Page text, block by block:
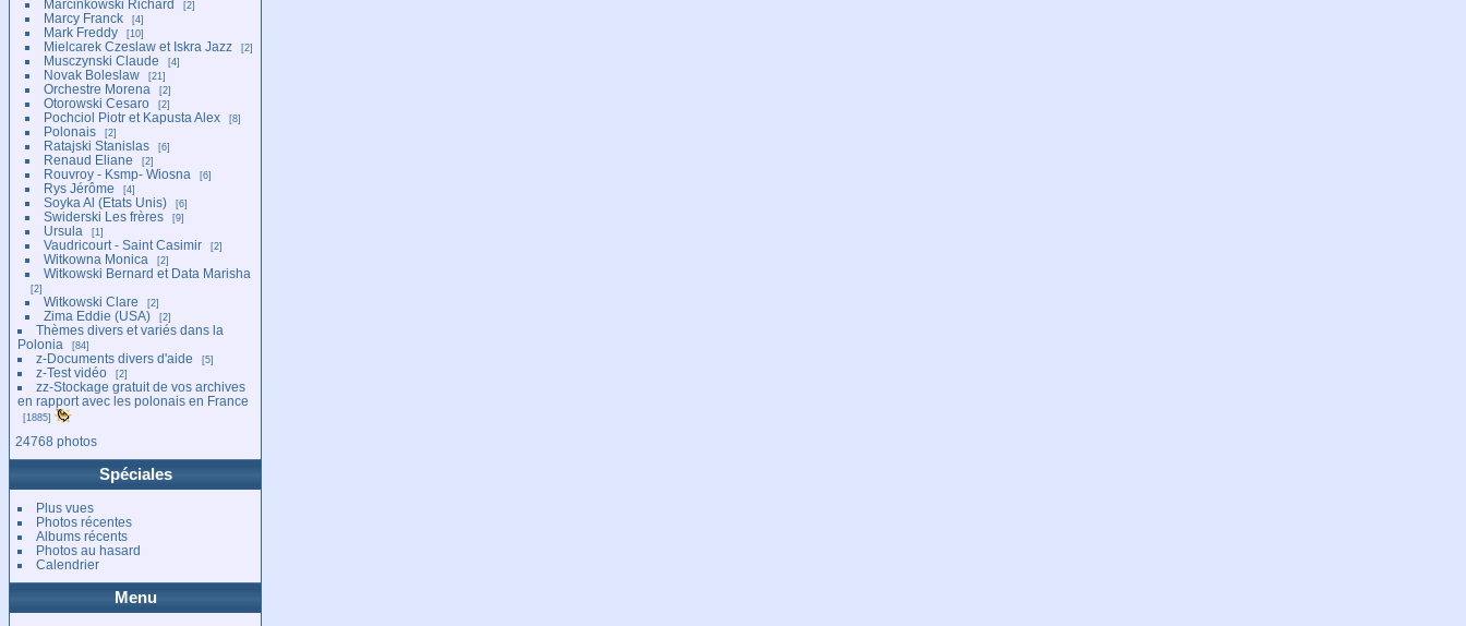
Marcinkowski Richard 2
Marcy Franck 4
Mark Freddy 10
Mielcarek Czeslaw et Iskra Jazz 2
Musczynski Claude 4
Novak Boleslaw 21
Orchestre Morena 2
Otorowski Cesaro 2
Pochciol Piotr et Kapusta Alex 8
Polonais 2
Ratajski Stanislas 6
Renaud Eliane 2
Rouvroy - Ksmp- Wiosna 6
Rys Jérôme 4
Soyka Al (Etats Unis) 6
Swiderski Les frères 9
Ursula 1
Vaudricourt - Saint Casimir 2
Witkowna Monica 2
Witkowski Bernard et Data Marisha
2
Witkowski Clare 2
Zima Eddie (USA) 2
Thèmes divers et variés dans la
Polonia
84
z-Documents divers d'aide 5
z-Test vidéo 2
zz-Stockage gratuit de vos archives
en rapport avec les polonais en France
1885
24768 photos
Spéciales
Plus vues
Photos récentes
Albums récents
Photos au hasard
Calendrier
Menu